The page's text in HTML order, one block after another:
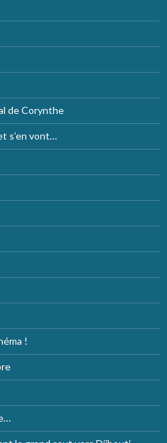
de Corynthe
s’en vont…
!